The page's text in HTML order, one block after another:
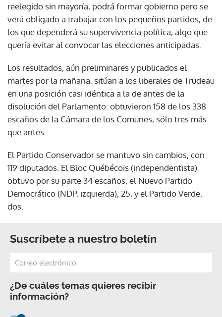
reelegido sin mayoría, podrá formar gobierno pero se
verá obligado a trabajar con los pequeños partidos, de
los que dependerá su supervivencia política, algo que
quería evitar al convocar las elecciones anticipadas.
Los resultados, aún preliminares y publicados el
martes por la mañana, sitúan a los liberales de Trudeau
en una posición casi idéntica a la de antes de la
disolución del Parlamento: obtuvieron 158 de los 338
escaños de la Cámara de los Comunes, sólo tres más
que antes.
El Partido Conservador se mantuvo sin cambios, con
119 diputados. El Bloc Québécois (independentista)
obtuvo por su parte 34 escaños, el Nuevo Partido
Democrático (NDP, izquierda), 25, y el Partido Verde,
dos.
Suscríbete a nuestro boletín
¿De cuáles temas quieres recibir
información?